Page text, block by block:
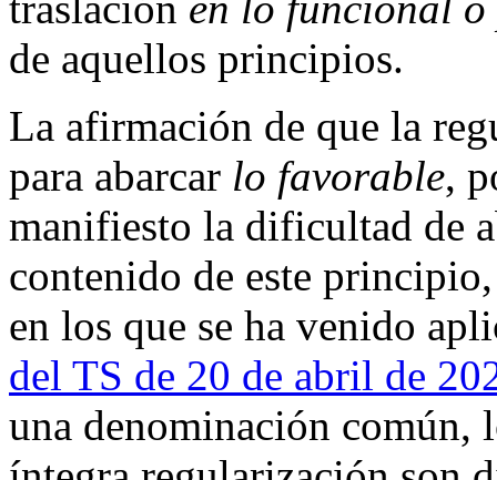
de aquellos principios.
La afirmación de que la
para abarcar lo favorable,
manifiesto la dificultad de
contenido de este
en los que se ha venido
del TS de 20 de abril de
una denominación